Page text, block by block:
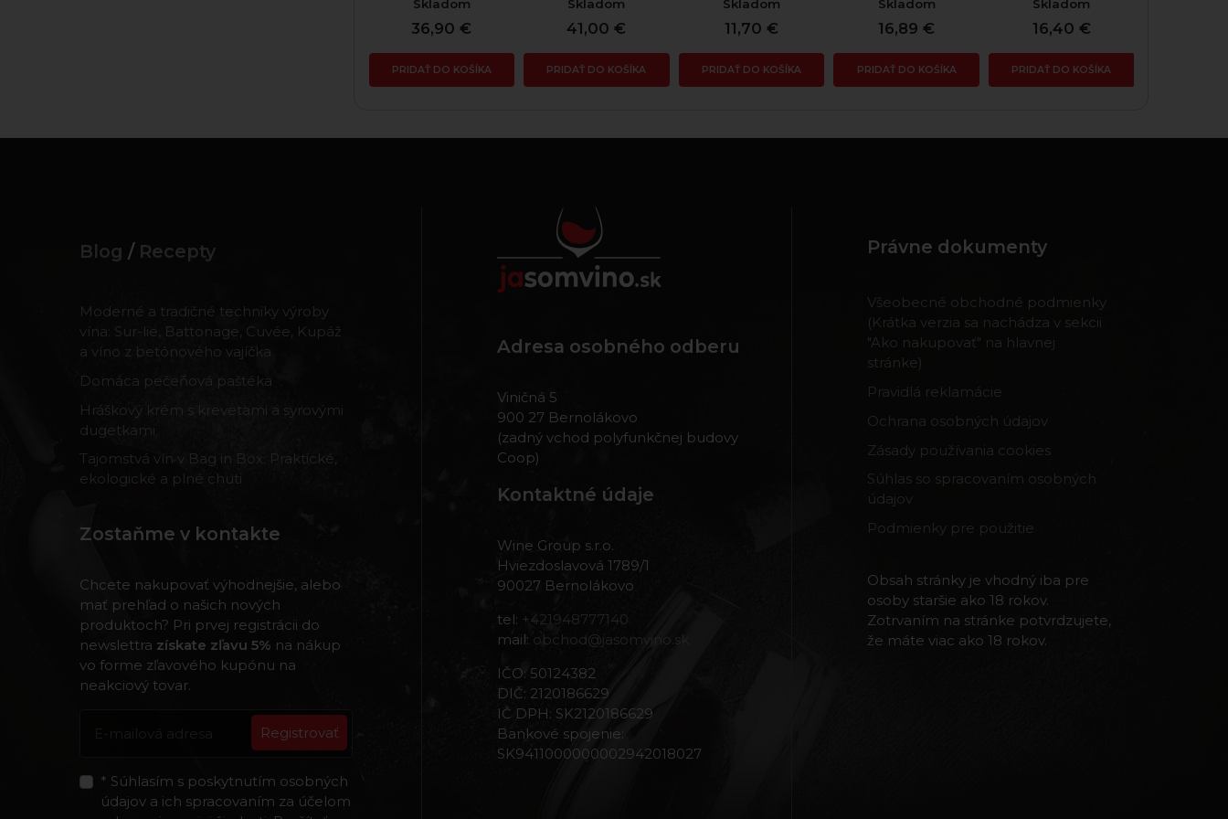
Skladom
36,90 €
PRIDAŤ DO KOŠÍKA
Skladom
41,00 €
PRIDAŤ DO KOŠÍKA
Skladom
11,70 €
PRIDAŤ DO KOŠÍKA
Skladom
16,89 €
PRIDAŤ DO KOŠÍKA
Skladom
16,40 €
PRIDAŤ DO KOŠÍKA
Blog / Recepty
Moderné a tradičné techniky výroby
vína: Sur-lie, Battonage, Cuvée, Kupáž
a víno z betónového vajíčka
Domáca pečeňová paštéka
Hráškový krém s krevetami a syrovými
dugetkami
Tajomstvá vín v Bag in Box: Praktické,
ekologické a plné chuti
Zostaňme v kontakte
Chcete nakupovať výhodnejšie, alebo
mať prehľad o našich nových
produktoch? Pri prvej registrácii do
newslettra získate zľavu 5% na nákup
vo forme zľavového kupónu na
neakciový tovar.
Registrovať
* Súhlasím s poskytnutím osobných
údajov a ich spracovaním za účelom
Adresa osobného odberu
Viničná 5
900 27 Bernolákovo
(zadný vchod polyfunkčnej budovy
Coop)
Kontaktné údaje
Wine Group s.r.o.
Hviezdoslavová 1789/1
90027 Bernolákovo
tel: +421948777140
mail: obchod@jasomvino.sk
IČO: 50124382
DIČ: 2120186629
IČ DPH: SK2120186629
Bankové spojenie:
SK9411000000002942018027
Právne dokumenty
Všeobecné obchodné podmienky
(Krátka verzia sa nachádza v sekcii
"Ako nakupovať" na hlavnej
stránke)
Pravidlá reklamácie
Ochrana osobných údajov
Zásady používania cookies
Súhlas so spracovaním osobných
údajov
Podmienky pre použitie
Obsah stránky je vhodný iba pre
osoby staršie ako 18 rokov.
Zotrvaním na stránke potvrdzujete,
že máte viac ako 18 rokov.